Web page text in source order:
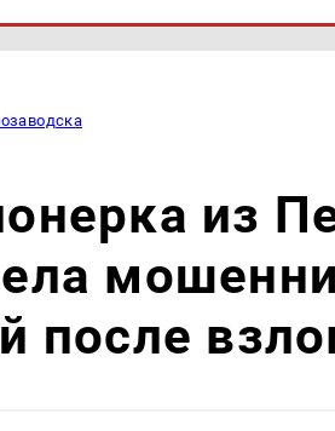
из
после